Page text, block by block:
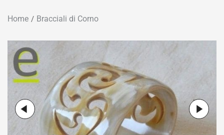
Home / Bracciali di Corno